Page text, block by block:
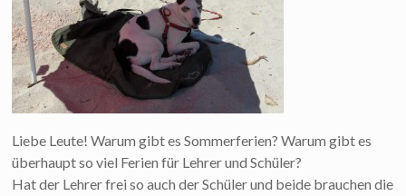
Liebe Leute! Warum gibt es Sommerferien? Warum gibt es
überhaupt so viel Ferien für Lehrer und Schüler?
Hat der Lehrer frei so auch der Schüler und beide brauchen die